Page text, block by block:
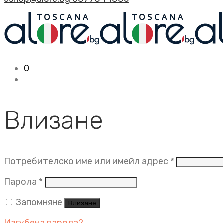
0
Влизане
Потребителско име или имейл адрес *
Парола * Задължително
Запомняне
Влизане